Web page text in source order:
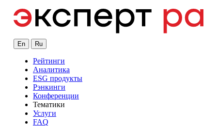
En Ru
Рейтинги
Аналитика
ESG продукты
Рэнкинги
Конференции
Тематики
Услуги
FAQ